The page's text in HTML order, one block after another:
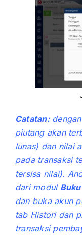
Catatan:dengan
piutang akan
lunas) dan nilai
pada transaksi
tersisa nilai).
dari modul
dan buka akun
tab Histori dan
transaksi